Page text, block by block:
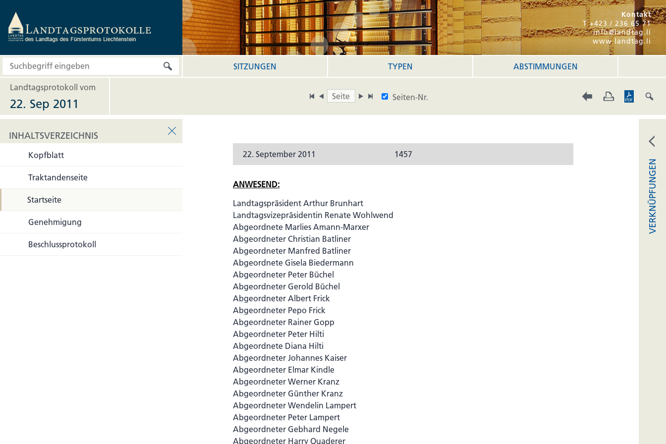
Kontakt
T +423 / 236 65 71
info@landtag.li
www.landtag.li
SITZUNGEN TYPEN ABSTIMMUNGEN
Landtagsprotokoll vom
Seiten-Nr.
22. Sep 2011
INHALTSVERZEICHNIS
Kopfblatt
Traktandenseite
Startseite
Genehmigung
Beschlussprotokoll
22. September 2011 1457
ANWESEND:
Landtagspräsident Arthur Brunhart
Landtagsvizepräsidentin Renate Wohlwend
Abgeordnete Marlies Amann-Marxer
Abgeordneter Christian Batliner
Abgeordneter Manfred Batliner
Abgeordnete Gisela Biedermann
Abgeordneter Peter Büchel
Abgeordneter Gerold Büchel
Abgeordneter Albert Frick
Abgeordneter Pepo Frick
Abgeordneter Rainer Gopp
Abgeordneter Peter Hilti
Abgeordnete Diana Hilti
Abgeordneter Johannes Kaiser
Abgeordneter Elmar Kindle
Abgeordneter Werner Kranz
Abgeordneter Günther Kranz
Abgeordneter Wendelin Lampert
Abgeordneter Peter Lampert
Abgeordneter Gebhard Negele
Abgeordneter Harry Quaderer
VERKNÜPFUNGEN